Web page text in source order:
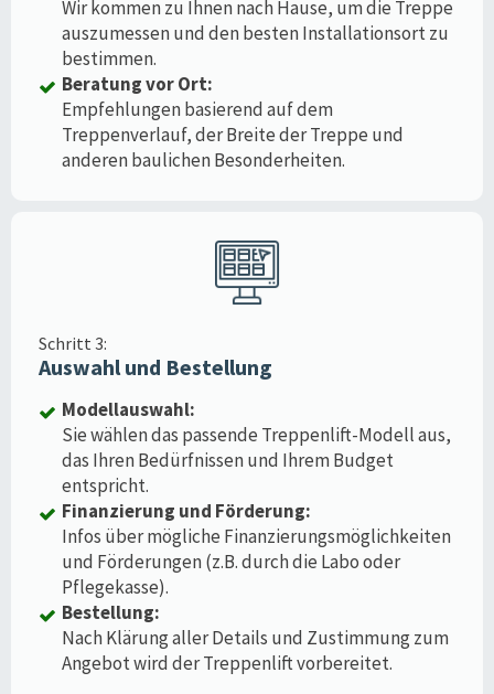
Wir kommen zu Ihnen nach Hause, um die Treppe
auszumessen und den besten Installationsort zu
bestimmen.
Beratung vor Ort:
Empfehlungen basierend auf dem
Treppenverlauf, der Breite der Treppe und
anderen baulichen Besonderheiten.
Schritt 3:
Auswahl und Bestellung
Modellauswahl:
Sie wählen das passende Treppenlift-Modell aus,
das Ihren Bedürfnissen und Ihrem Budget
entspricht.
Finanzierung und Förderung:
Infos über mögliche Finanzierungsmöglichkeiten
und Förderungen (z.B. durch die Labo oder
Pflegekasse).
Bestellung:
Nach Klärung aller Details und Zustimmung zum
Angebot wird der Treppenlift vorbereitet.